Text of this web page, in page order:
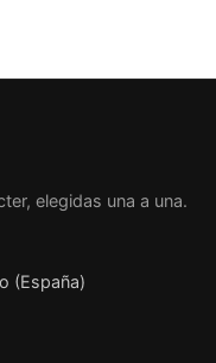
elegidas una a una.
(España)